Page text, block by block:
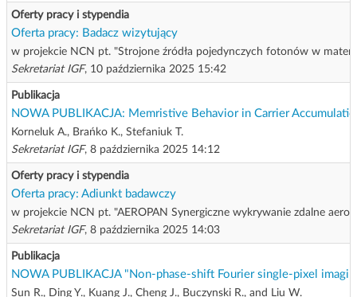
Oferty pracy i stypendia
Oferta pracy: Badacz wizytujący
w projekcie NCN pt. "Strojone źródła pojedynczych fotonów w
Sekretariat IGF, 10 października 2025 15:42
Publikacja
NOWA PUBLIKACJA: Memristive Behavior in Carrier
Korneluk A., Brańko K., Stefaniuk T.
Sekretariat IGF, 8 października 2025 14:12
Oferty pracy i stypendia
Oferta pracy: Adiunkt badawczy
w projekcie NCN pt. "AEROPAN Synergiczne wykrywanie zdalne
Sekretariat IGF, 8 października 2025 14:03
Publikacja
NOWA PUBLIKACJA "Non-phase-shift Fourier single-pixel
Sun R., Ding Y., Kuang J., Cheng J., Buczynski R., and Liu W.